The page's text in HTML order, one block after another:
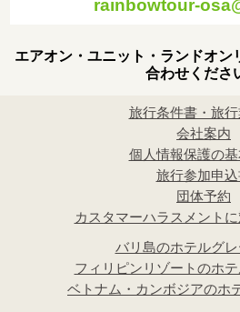
rainbowtour-
エアオン・ユニット・ランドオン
合わせくださ
旅行条件書・旅
会社案内
個人情報保護の
旅行参加申
団体予約
カスタマーハラスメント
バリ島のホテルグ
フィリピンリゾートのホ
ベトナム・カンボジアのホ